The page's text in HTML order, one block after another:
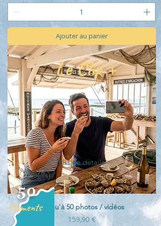
Ajouter au panier
Jusqu'à 50 photos / vidéos
Prix
159,90 €
Le Clip +
Plus de détails
50
Eléments